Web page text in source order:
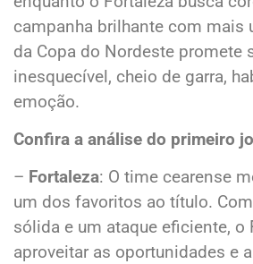
campanha brilhante com mais
da Copa do Nordeste promete
inesquecível, cheio de garra,
emoção.
Confira a análise do primeiro
– Fortaleza: O time cearense
um dos favoritos ao título.
sólida e um ataque eficiente, o
aproveitar as oportunidades e